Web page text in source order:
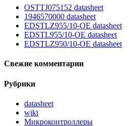
OSTTJ075152 datasheet
1946570000 datasheet
EDSTLZ955/10-OE datasheet
EDSTL955/10-OE datasheet
EDSTLZ950/10-OE datasheet
Свежие комментарии
Рубрики
datasheet
wiki
Микроконтроллеры